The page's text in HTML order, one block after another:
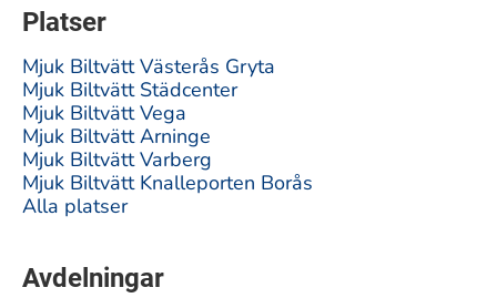
Platser
Mjuk Biltvätt Västerås Gryta
Mjuk Biltvätt Städcenter
Mjuk Biltvätt Vega
Mjuk Biltvätt Arninge
Mjuk Biltvätt Varberg
Mjuk Biltvätt Knalleporten Borås
Alla platser
Avdelningar